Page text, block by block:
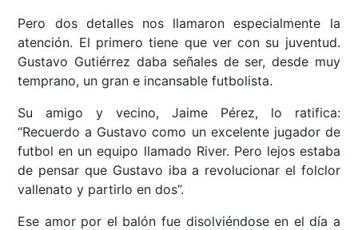
Pero dos detalles nos llamaron especialmente la
atención. El primero tiene que ver con su juventud.
Gustavo Gutiérrez daba señales de ser, desde muy
temprano, un gran e incansable futbolista.
Su amigo y vecino, Jaime Pérez, lo ratifica:
“Recuerdo a Gustavo como un excelente jugador de
futbol en un equipo llamado River. Pero lejos estaba
de pensar que Gustavo iba a revolucionar el folclor
vallenato y partirlo en dos”.
Ese amor por el balón fue disolviéndose en el día a